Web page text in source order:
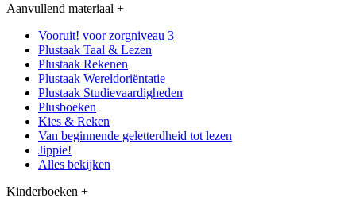
Aanvullend materiaal +
Vooruit! voor zorgniveau 3
Plustaak Taal & Lezen
Plustaak Rekenen
Plustaak Wereldoriëntatie
Plustaak Studievaardigheden
Plusboeken
Kies & Reken
Van beginnende geletterdheid tot lezen
Jippie!
Alles bekijken
Kinderboeken +